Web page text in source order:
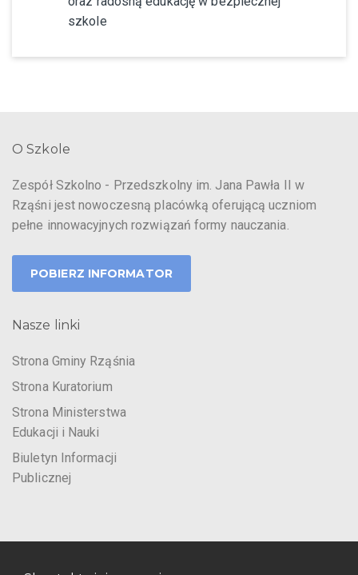
szkole
O Szkole
Zespół Szkolno - Przedszkolny im. Jana Pawła II w
Rząśni jest nowoczesną placówką oferującą uczniom
pełne innowacyjnych rozwiązań formy nauczania.
POBIERZ INFORMATOR
Nasze linki
Strona Gminy Rząśnia
Strona Kuratorium
Strona Ministerstwa
Edukacji i Nauki
Biuletyn Informacji
Publicznej